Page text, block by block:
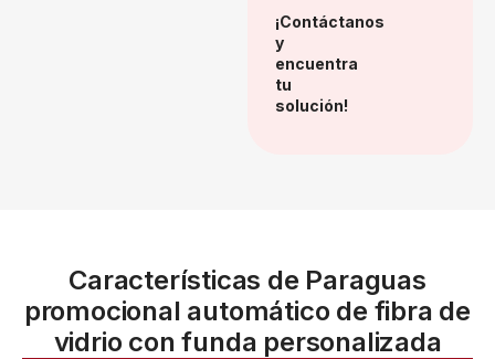
¡Contáctanos
y
encuentra
tu
solución!
Características de Paraguas
promocional automático de fibra de
vidrio con funda personalizada